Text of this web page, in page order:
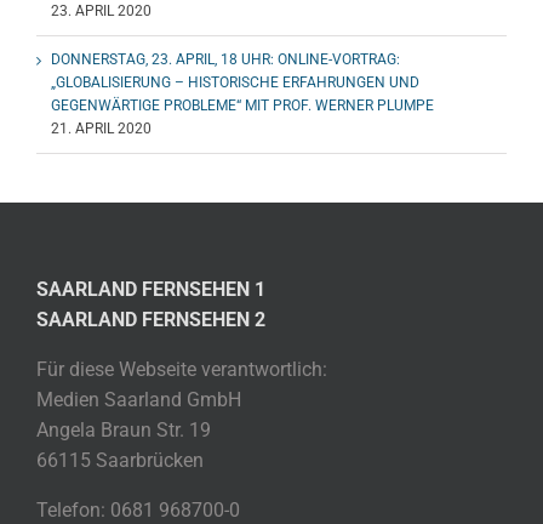
23. APRIL 2020
DONNERSTAG, 23. APRIL, 18 UHR: ONLINE-VORTRAG:
„GLOBALISIERUNG – HISTORISCHE ERFAHRUNGEN UND
GEGENWÄRTIGE PROBLEME“ MIT PROF. WERNER PLUMPE
21. APRIL 2020
SAARLAND FERNSEHEN 1
SAARLAND FERNSEHEN 2
Für diese Webseite verantwortlich:
Medien Saarland GmbH
Angela Braun Str. 19
66115 Saarbrücken
Telefon: 0681 968700-0